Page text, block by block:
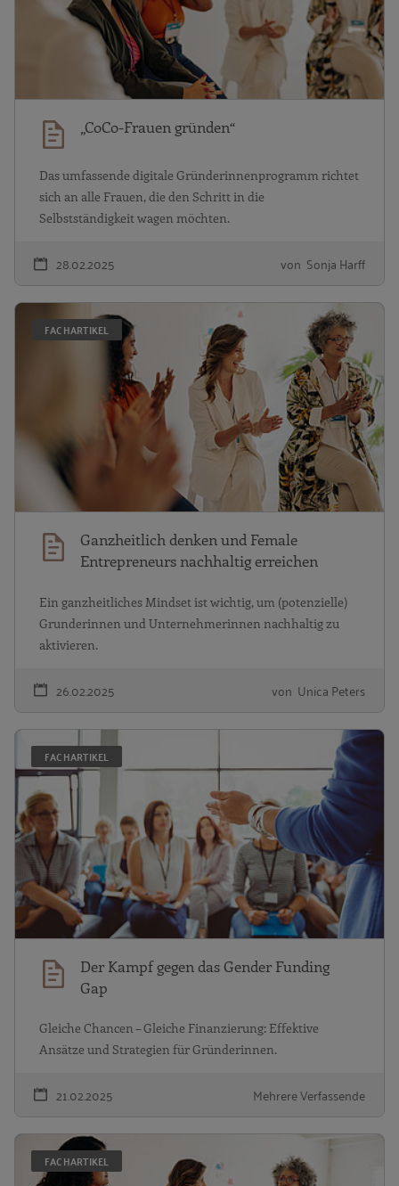
„CoCo-Frauen gründen“
Das umfassende digitale Gründerinnenprogramm richtet
sich an alle Frauen, die den Schritt in die
Selbstständigkeit wagen möchten.
28.02.2025 von Sonja Harff
FACHARTIKEL
Ganzheitlich denken und Female
Entrepreneurs nachhaltig erreichen
Ein ganzheitliches Mindset ist wichtig, um (potenzielle)
Grunderinnen und Unternehmerinnen nachhaltig zu
aktivieren.
26.02.2025 von Unica Peters
FACHARTIKEL
Der Kampf gegen das Gender Funding
Gap
Gleiche Chancen – Gleiche Finanzierung: Effektive
Ansätze und Strategien für Gründerinnen.
21.02.2025 Mehrere Verfassende
FACHARTIKEL